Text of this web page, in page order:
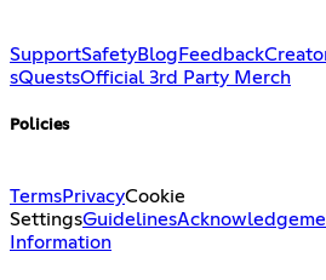
SupportSafetyBlogFeedback
sQuestsOfficial 3rd Party Merch
Policies
TermsPrivacyCookie
SettingsGuidelines
Information